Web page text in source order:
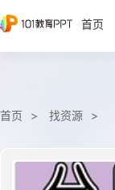
首页
首页 找资源